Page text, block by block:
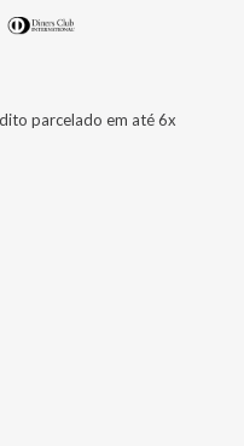
parcelado em até 6x